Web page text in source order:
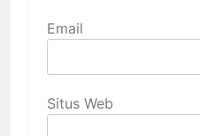
Email
Situs Web